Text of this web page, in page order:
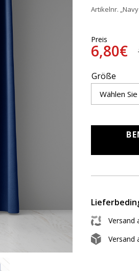
Artikelnr.
Preis
6,80€
Größe
Versand
Versand